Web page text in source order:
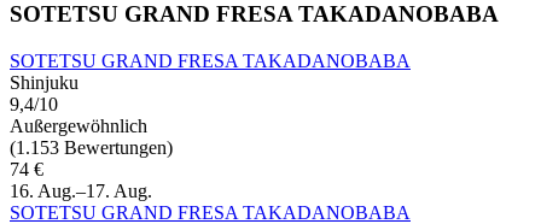
SOTETSU GRAND FRESA TAKADANOBABA
SOTETSU GRAND FRESA TAKADANOBABA
Shinjuku
9,4/10
Außergewöhnlich
(1.153 Bewertungen)
74 €
16. Aug.–17. Aug.
SOTETSU GRAND FRESA TAKADANOBABA